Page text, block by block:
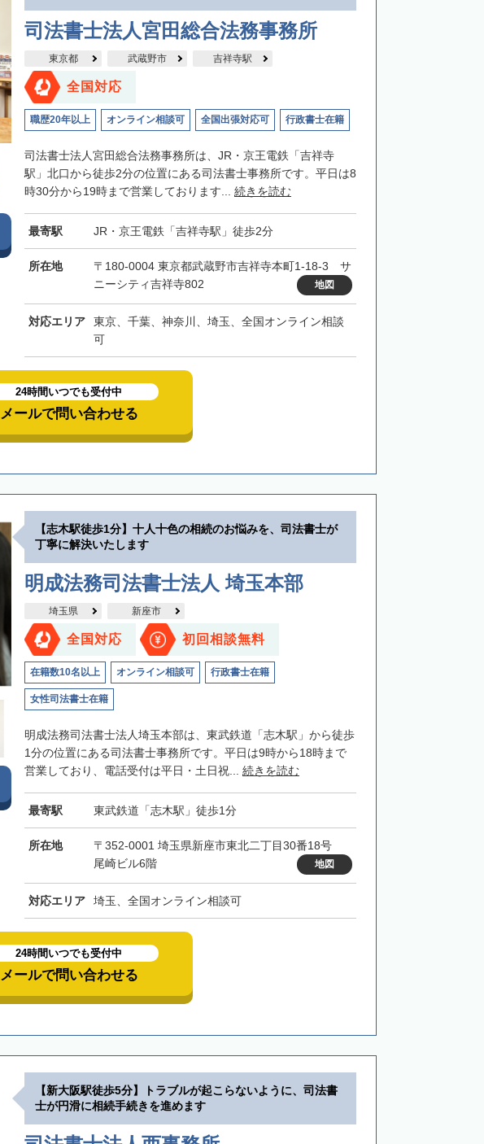
司法書士法人宮田総合法務事務所
東京都 武蔵野市 吉祥寺駅
全国対応
職歴20年以上 オンライン相談可 全国出張対応可 行政書士在籍
司法書士法人宮田総合法務事務所は、JR・京王電鉄「吉祥寺
駅」北口から徒歩2分の位置にある司法書士事務所です。平日は8
時30分から19時まで営業しております... 続きを読む
最寄駅 JR・京王電鉄「吉祥寺駅」徒歩2分
所在地
〒180-0004 東京都武蔵野市吉祥寺本町1-18-3 サ
ニーシティ吉祥寺802
地図
対応エリア
東京、千葉、神奈川、埼玉、全国オンライン相談
可
24時間いつでも受付中
メールで問い合わせる
【志木駅徒歩1分】十人十色の相続のお悩みを、司法書士が
丁寧に解決いたします
明成法務司法書士法人 埼玉本部
埼玉県 新座市
全国対応 初回相談無料
在籍数10名以上 オンライン相談可 行政書士在籍
女性司法書士在籍
明成法務司法書士法人埼玉本部は、東武鉄道「志木駅」から徒歩
1分の位置にある司法書士事務所です。平日は9時から18時まで
営業しており、電話受付は平日・土日祝... 続きを読む
最寄駅 東武鉄道「志木駅」徒歩1分
所在地
〒352-0001 埼玉県新座市東北二丁目30番18号
尾崎ビル6階
地図
対応エリア 埼玉、全国オンライン相談可
24時間いつでも受付中
メールで問い合わせる
【新大阪駅徒歩5分】トラブルが起こらないように、司法書
士が円滑に相続手続きを進めます